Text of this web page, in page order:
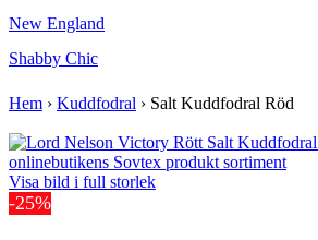
New England
Shabby Chic
Hem › Kuddfodral › Salt Kuddfodral Röd
Visa bild i full storlek
-25%